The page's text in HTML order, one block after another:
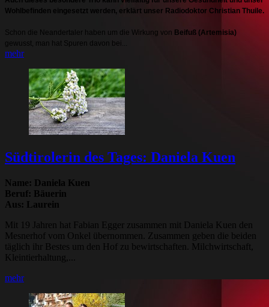
Wohlbefinden eingesetzt werden, erklärt unser Radiodoktor Christian Thuile.
Schon die Neandertaler haben um die Wirkung von Beifuß (Artemisia)
gewusst, man hat Spuren davon bei...
mehr
Südtirolerin des Tages: Daniela Kuen
Name: Daniela Kuen
Beruf: Bäuerin
Aus: Laurein
Mit 19 Jahren hat Fabian Egger zusammen mit Daniela Kuen den
Mesnerhof vom Onkel übernommen. Zusammen geben die beiden
täglich ihr Bestes um den Hof zu bewirtschaften. Milchwirtschaft,
Kleintierhaltung,...
mehr